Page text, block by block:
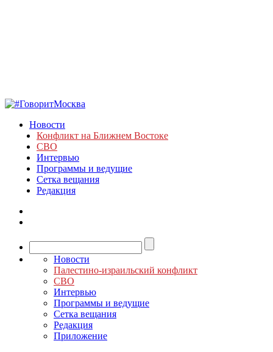
Новости
Конфликт на Ближнем Востоке
СВО
Интервью
Программы и ведущие
Сетка вещания
Редакция
Новости
Палестино-израильский конфликт
СВО
Интервью
Программы и ведущие
Сетка вещания
Редакция
Приложение